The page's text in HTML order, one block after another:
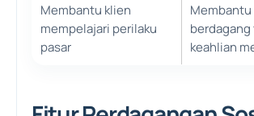
Membantu klien
mempelajari perilaku
pasar
Membantu
keahlian